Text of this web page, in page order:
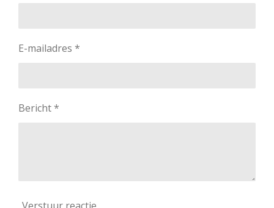
E-mailadres *
Bericht *